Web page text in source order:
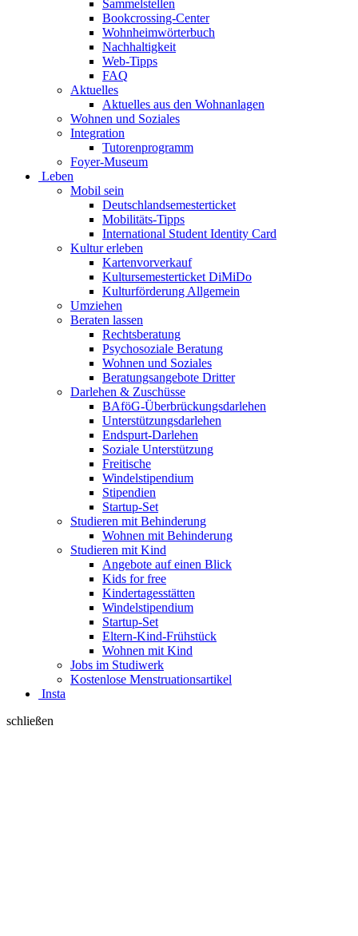
Sammelstellen
Bookcrossing-Center
Wohnheimwörterbuch
Nachhaltigkeit
Web-Tipps
FAQ
Aktuelles
Aktuelles aus den Wohnanlagen
Wohnen und Soziales
Integration
Tutorenprogramm
Foyer-Museum
Leben
Mobil sein
Deutschlandsemesterticket
Mobilitäts-Tipps
International Student Identity Card
Kultur erleben
Kartenvorverkauf
Kultursemesterticket DiMiDo
Kulturförderung Allgemein
Umziehen
Beraten lassen
Rechtsberatung
Psychosoziale Beratung
Wohnen und Soziales
Beratungsangebote Dritter
Darlehen & Zuschüsse
BAföG-Überbrückungsdarlehen
Unterstützungsdarlehen
Endspurt-Darlehen
Soziale Unterstützung
Freitische
Windelstipendium
Stipendien
Startup-Set
Studieren mit Behinderung
Wohnen mit Behinderung
Studieren mit Kind
Angebote auf einen Blick
Kids for free
Kindertagesstätten
Windelstipendium
Startup-Set
Eltern-Kind-Frühstück
Wohnen mit Kind
Jobs im Studiwerk
Kostenlose Menstruationsartikel
Insta
schließen